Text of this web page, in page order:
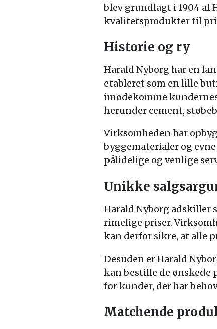
blev grundlagt i 1904 af
kvalitetsprodukter til
Historie og ry
Harald Nyborg har en
etableret som en lille
imødekomme
herunder cement,
Virksomheden har
byggematerialer og
pålidelige og venlige
Unikke
Harald Nyborg adskiller
rimelige priser.
kan derfor sikre, at alle
Desuden er Harald
kan bestille de ønskede
for kunder, der har
Matchende